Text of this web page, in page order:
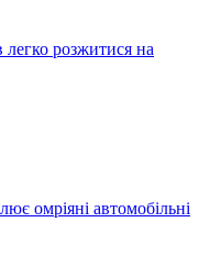
розжитися на
омріяні автомобільні